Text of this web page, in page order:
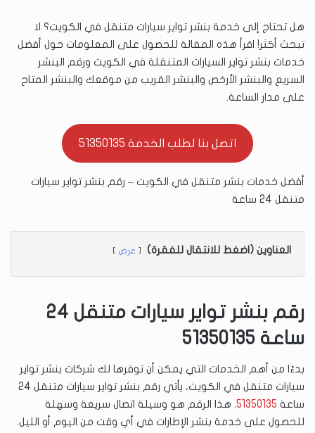
هل تحتاج إلى خدمة بنشر تواير سيارات متنقل في الكويت؟ لا
تبحث أكثر! اقرأ هذه المقالة للحصول على المعلومات حول أفضل
خدمات بنشر تواير السيارات المتنقلة في الكويت ورقم البنشر
السريع والبنشر الأرخص والبنشر القريب من موقعك والبنشر المتاح
على مدار الساعة.
اتصل بنا لطلب الخدمة 51350135
أفضل خدمات بنشر متنقل في الكويت – رقم بنشر تواير سيارات
متنقل 24 ساعة
العناوين (اضغط للانتقال للفقرة) عرض
رقم بنشر تواير سيارات متنقل 24
ساعة 51350135
بدءًا من أهم الخدمات التي يمكن أن توفرها لك شركات بنشر تواير
سيارات متنقل في الكويت، يأتي رقم بنشر تواير سيارات متنقل 24
ساعة 51350135. هذا الرقم هو وسيلة اتصال سريعة وسهلة
للحصول على خدمة بنشر الإطارات في أي وقت من اليوم أو الليل.